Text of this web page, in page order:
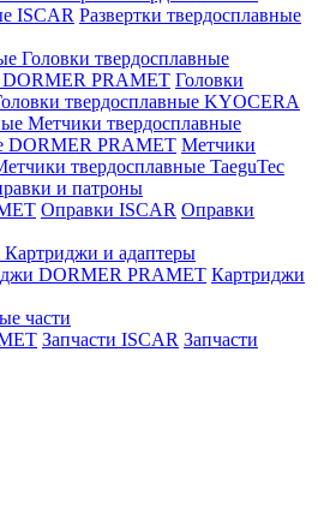
ISCAR Развертки твердосплавные
Головки твердосплавные
DORMER PRAMET Головки
твердосплавные KYOCERA
Метчики твердосплавные
DORMER PRAMET Метчики
твердосплавные TaeguTec
и патроны
Оправки ISCAR Оправки
Картриджи и адаптеры
DORMER PRAMET Картриджи
части
Запчасти ISCAR Запчасти